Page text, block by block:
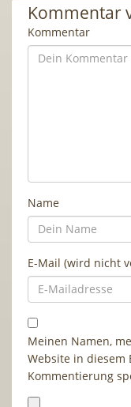
Kommentar
Kommentar
Name
E-Mail (wird nicht
Meinen Namen,
Website in diesem
Kommentierung